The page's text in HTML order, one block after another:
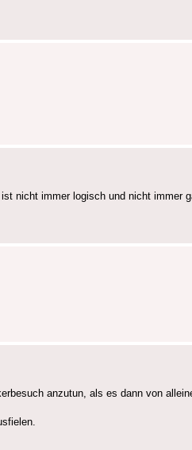
nicht immer logisch und nicht immer
anzutun, als es dann von